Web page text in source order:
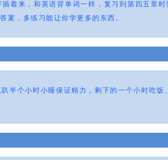
着来，和英语背单词一样，复习到第四五章
案，多练习能让你学更多的东西。
半个小时小睡保证精力，剩下的一个小时吃